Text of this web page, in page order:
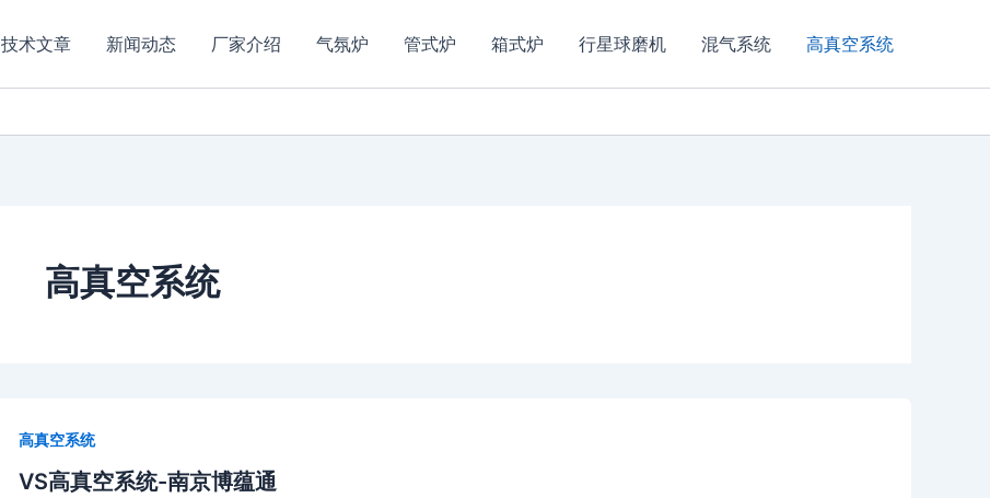
技术文章 新闻动态 厂家介绍 气氛炉 管式炉 箱式炉 行星球磨机 混气系统 高真空系统
高真空系统
高真空系统
VS高真空系统-南京博蕴通